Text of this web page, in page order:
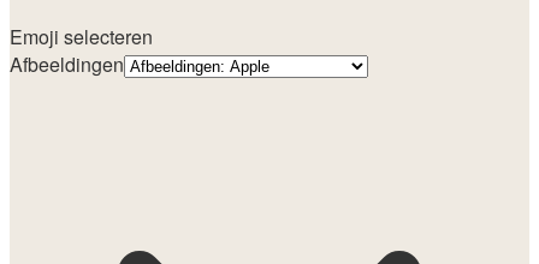
Emoji selecteren
Afbeeldingen